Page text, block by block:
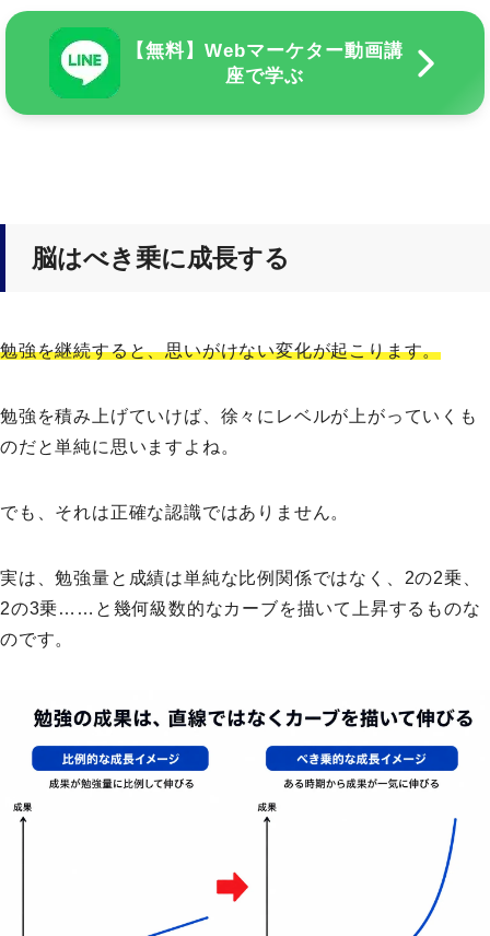
【無料】Webマーケター動画講
座で学ぶ
脳はべき乗に成長する
勉強を継続すると、思いがけない変化が起こります。
勉強を積み上げていけば、徐々にレベルが上がっていくも
のだと単純に思いますよね。
でも、それは正確な認識ではありません。
実は、勉強量と成績は単純な比例関係ではなく、2の2乗、
2の3乗……と幾何級数的なカーブを描いて上昇するものな
のです。